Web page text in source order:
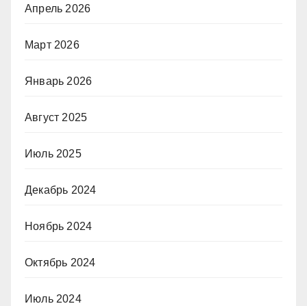
Апрель 2026
Март 2026
Январь 2026
Август 2025
Июль 2025
Декабрь 2024
Ноябрь 2024
Октябрь 2024
Июль 2024